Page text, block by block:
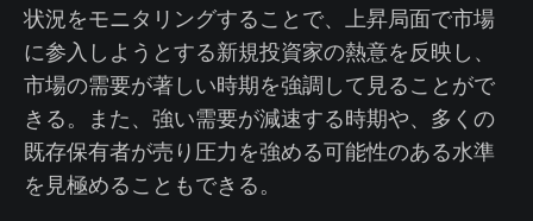
状況をモニタリングすることで、上昇局面で市場
に参入しようとする新規投資家の熱意を反映し、
市場の需要が著しい時期を強調して見ることがで
きる。また、強い需要が減速する時期や、多くの
既存保有者が売り圧力を強める可能性のある水準
を見極めることもできる。